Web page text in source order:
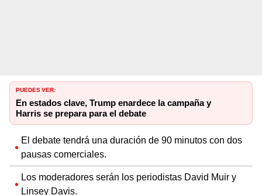
PUEDES VER:
En estados clave, Trump enardece la campaña y
Harris se prepara para el debate
El debate tendrá una duración de 90 minutos con dos
pausas comerciales.
Los moderadores serán los periodistas David Muir y
Linsey Davis.